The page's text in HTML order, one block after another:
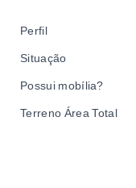
Perfil
Situação
Possui mobília?
Terreno Área Total